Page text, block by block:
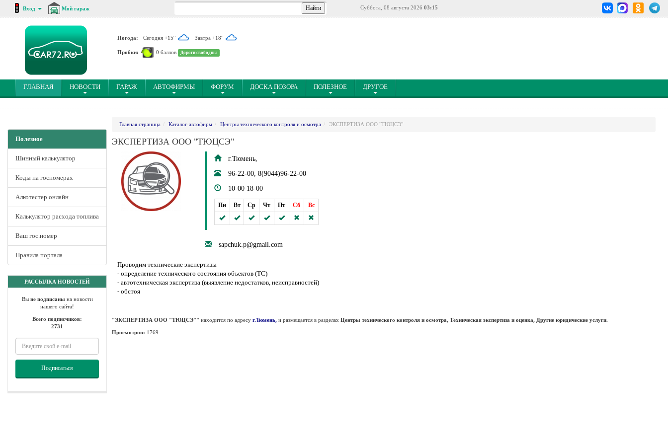
Вход Мой гараж Суббота, 08 августа 2026 03:15
Погода: Сегодня +15° Завтра +18°
Пробки: 0 баллов Дороги свободны
ГЛАВНАЯ(CURRENT)
НОВОСТИ ГАРАЖ АВТОФИРМЫ ФОРУМ ДОСКА ПОЗОРА ПОЛЕЗНОЕ ДРУГОЕ
Полезное
Шинный калькулятор
Коды на госномерах
Алкотестер онлайн
Калькулятор расхода топлива
Ваш гос.номер
Правила портала
РАССЫЛКА НОВОСТЕЙ
Вы не подписанына новости
нашего сайта!
Всего подписчиков:
2731
Подписаться
Главная страница Каталог автофирм Центры технического контроля и осмотра ЭКСПЕРТИЗА ООО "ТЮЦСЭ"
ЭКСПЕРТИЗА ООО "ТЮЦСЭ"
г.Тюмень,
96-22-00, 8(9044)96-22-00
10-00 18-00
Пн Вт Ср Чт Пт Сб Вс
sapchuk.p@gmail.com
Проводим технические экспертизы
- определение технического состояния объектов (ТС)
- автотехническая экспертиза (выявление недостатков, неисправностей)
- обстоя
"ЭКСПЕРТИЗА ООО "ТЮЦСЭ"" находится по адресу г.Тюмень, и размещается в разделах Центры технического контроля и осмотра, Техническая экспертиза и оценка, Другие юридические услуги.
Просмотров: 1769